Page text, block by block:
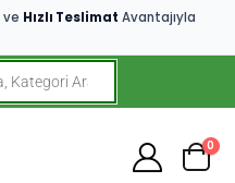
ve Hızlı Teslimat Avantajıyla
0